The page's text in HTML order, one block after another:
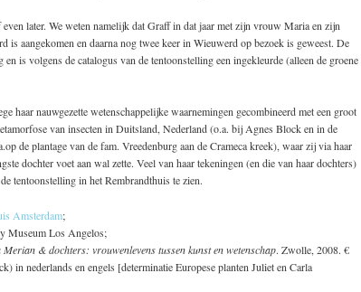
later. We weten namelijk dat Graff in dat jaar met zijn vrouw Maria en zijn
is aangekomen en daarna nog twee keer in Wieuwerd op bezoek is geweest. De
is volgens de catalogus van de tentoonstelling een ingekleurde (alleen de groene
haar nauwgezette wetenschappelijke waarnemingen gecombineerd met een groot
van insecten in Duitsland, Nederland (o.a. bij Agnes Block en in de
de plantage van de fam. Vreedenburg aan de Crameca kreek), waar zij via haar
dochter voet aan wal zette. Veel van haar tekeningen (en die van haar dochters)
tentoonstelling in het Rembrandthuis te zien.
Amsterdam;
Museum Los Angelos;
& dochters: vrouwenlevens tussen kunst en wetenschap. Zwolle, 2008. €
in nederlands en engels [determinatie Europese planten Juliet en Carla